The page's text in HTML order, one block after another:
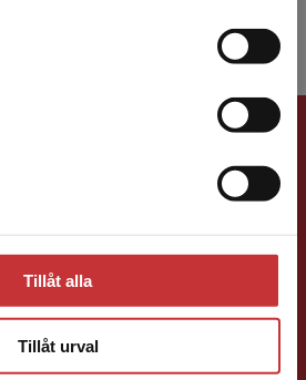
Tillåt alla
Tillåt urval
Rosen Svensson
Läromedel och